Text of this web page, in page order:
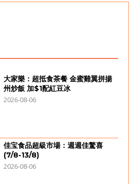
大家樂：超抵食茶餐 金蜜雞翼拼揚
州炒飯 加$1配紅豆冰
2026-08-06
佳宝食品超級市場：週週佳驚喜
(7/8-13/8)
2026-08-06